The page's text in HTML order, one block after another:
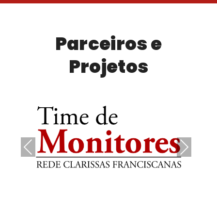
Parceiros e
Projetos
Pre
vio
Nex
t